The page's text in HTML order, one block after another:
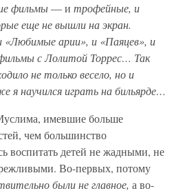
фильмы— и трофейные, и
еще не вышли на экран.
«Любимые арии», и «Паяцев», и
с Лолитой Торрес… Так
не только весело, но и
я научился играть на бильярде…
имевшие больше
чем большинство
воспитать детей не жадными, не
Во-первых, потому
были не главное, а во-